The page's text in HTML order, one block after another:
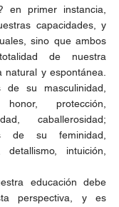
en primer instancia,
capacidades, y
sino que ambos
de nuestra
natural y espontánea.
de su masculinidad,
protección,
caballerosidad;
de su feminidad,
detallismo, intuición,
perspectiva, y es